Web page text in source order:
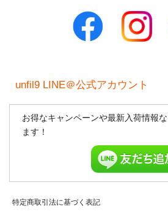
unfil9 LINE＠公式アカウント
お得なキャンペーンや最新入荷情報
ます！
特定商取引法に基づく表記